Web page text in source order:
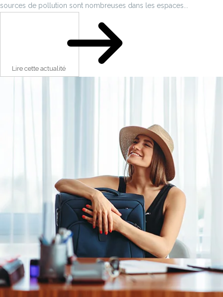
sources de pollution sont nombreuses dans les espaces...
Lire cette actualité